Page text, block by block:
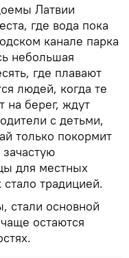
Латвии
где вода пока
канале парка
небольшая
где плавают
людей, когда те
на берег, ждут
с детьми,
только покормит
для местных
традицией.
стали основной
остаются